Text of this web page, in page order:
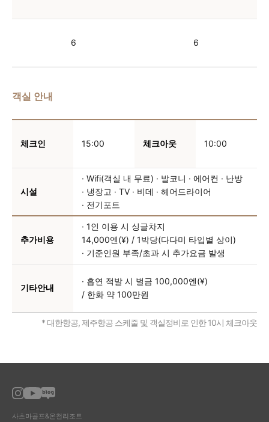
6 6
객실 안내
체크인 15:00 체크아웃 10:00
시설
· Wifi(객실 내 무료) · 발코니 · 에어컨 · 난방
· 냉장고 · TV · 비데 · 헤어드라이어
· 전기포트
추가비용
· 1인 이용 시 싱글차지
14,000엔(¥) / 1박당(다다미 타입별 상이)
· 기준인원 부족/초과 시 추가요금 발생
기타안내
· 흡연 적발 시 벌금 100,000엔(¥)
/ 한화 약 100만원
* 대한항공, 제주항공 스케줄 및 객실정비로 인한 10시 체크아웃
사츠마골프&온천리조트